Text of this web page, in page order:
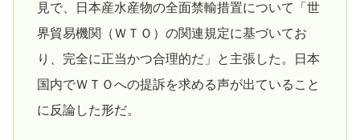
見で、日本産水産物の全面禁輸措置について「世
界貿易機関（ＷＴＯ）の関連規定に基づいてお
り、完全に正当かつ合理的だ」と主張した。日本
国内でＷＴＯへの提訴を求める声が出ていること
に反論した形だ。